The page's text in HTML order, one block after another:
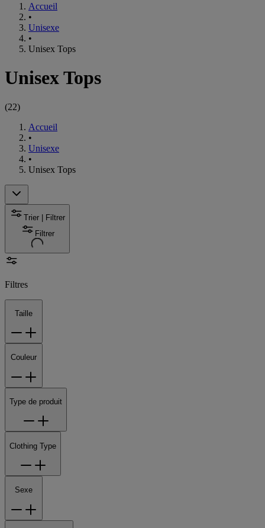
Accueil
•
Unisexe
•
Unisex Tops
Unisex Tops
(22)
Accueil
•
Unisexe
•
Unisex Tops
Trier | Filtrer
Filtrer
Filtres
Taille
Couleur
Type de produit
Clothing Type
Sexe